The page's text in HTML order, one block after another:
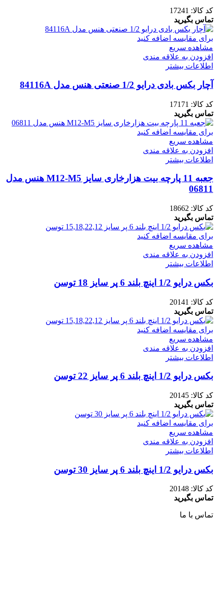
کد کالا: 17241
تماس بگیرید
برای مقایسه اضافه کنید
مشاهده سریع
افزودن به علاقه مندی
اطلاعات بیشتر
آچار بکس بادی درایو 1/2 صنعتی هنس مدل 84116A
کد کالا: 17171
تماس بگیرید
برای مقایسه اضافه کنید
مشاهده سریع
افزودن به علاقه مندی
اطلاعات بیشتر
جعبه 11 پارچه بیت هزارخاری سایز M12-M5 هنس مدل
06811
کد کالا: 18662
تماس بگیرید
برای مقایسه اضافه کنید
مشاهده سریع
افزودن به علاقه مندی
اطلاعات بیشتر
بکس درایو 1/2 اینچ بلند 6 پر سایز 18 توسن
کد کالا: 20141
تماس بگیرید
برای مقایسه اضافه کنید
مشاهده سریع
افزودن به علاقه مندی
اطلاعات بیشتر
بکس درایو 1/2 اینچ بلند 6 پر سایز 22 توسن
کد کالا: 20145
تماس بگیرید
برای مقایسه اضافه کنید
مشاهده سریع
افزودن به علاقه مندی
اطلاعات بیشتر
بکس درایو 1/2 اینچ بلند 6 پر سایز 30 توسن
کد کالا: 20148
تماس بگیرید
تماس با ما